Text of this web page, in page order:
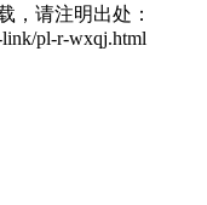
，请注明出处：
link/pl-r-wxqj.html